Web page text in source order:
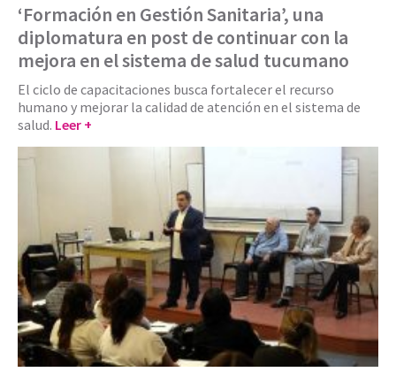
‘Formación en Gestión Sanitaria’, una
diplomatura en post de continuar con la
mejora en el sistema de salud tucumano
El ciclo de capacitaciones busca fortalecer el recurso
humano y mejorar la calidad de atención en el sistema de
salud. Leer +